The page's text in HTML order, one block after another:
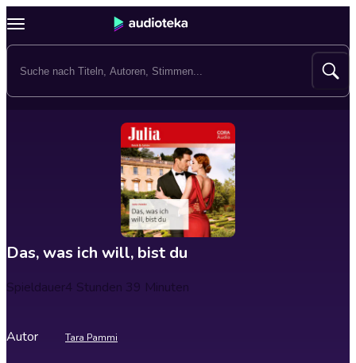
Das, was ich will, bist du
Spieldauer4 Stunden 39 Minuten
Autor Tara Pammi